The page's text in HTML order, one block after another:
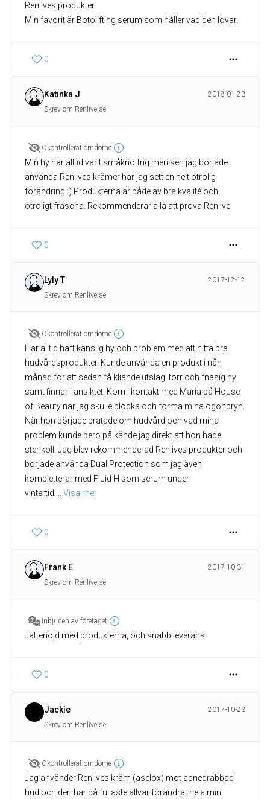
Renlives produkter.
Min favorit är Botolifting serum som håller vad den lovar.
0
Katinka J
2018-01-23
Skrev om Renlive.se
Okontrollerat omdöme
Min hy har alltid varit småknottrig men sen jag började
använda Renlives krämer har jag sett en helt otrolig
förändring :) Produkterna är både av bra kvalité och
otroligt fräscha. Rekommenderar alla att prova Renlive!
0
Lyly T
2017-12-12
Skrev om Renlive.se
Okontrollerat omdöme
Har alltid haft känslig hy och problem med att hitta bra
hudvårdsprodukter. Kunde använda en produkt i nån
månad för att sedan få kliande utslag, torr och fnasig hy
samt finnar i ansiktet. Kom i kontakt med Maria på House
of Beauty när jag skulle plocka och forma mina ögonbryn.
När hon började pratade om hudvård och vad mina
problem kunde bero på kände jag direkt att hon hade
stenkoll. Jag blev rekommenderad Renlives produkter och
började använda Dual Protection som jag även
kompletterar med Fluid H som serum under
vintertid.
Visa mer
0
Frank E
2017-10-31
Skrev om Renlive.se
Inbjuden av företaget
Jättenöjd med produkterna, och snabb leverans.
0
Jackie
2017-10-23
Skrev om Renlive.se
Okontrollerat omdöme
Jag använder Renlives kräm (aselox) mot acnedrabbad
hud och den har på fullaste allvar förändrat hela min